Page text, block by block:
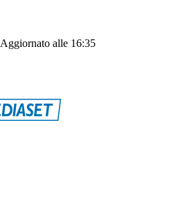
Aggiornato alle 16:35